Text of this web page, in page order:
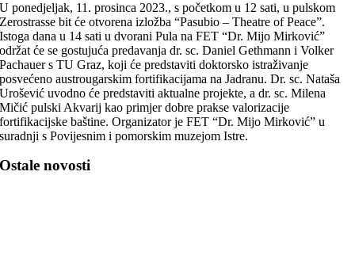
U ponedjeljak, 11. prosinca 2023., s početkom u 12 sati, u pulskom
Zerostrasse bit će otvorena izložba “Pasubio – Theatre of Peace”.
Istoga dana u 14 sati u dvorani Pula na FET “Dr. Mijo Mirković”
održat će se gostujuća predavanja dr. sc. Daniel Gethmann i Volker
Pachauer s TU Graz, koji će predstaviti doktorsko istraživanje
posvećeno austrougarskim fortifikacijama na Jadranu. Dr. sc. Nataša
Urošević uvodno će predstaviti aktualne projekte, a dr. sc. Milena
Mičić pulski Akvarij kao primjer dobre prakse valorizacije
fortifikacijske baštine. Organizator je FET “Dr. Mijo Mirković” u
suradnji s Povijesnim i pomorskim muzejom Istre.
Ostale novosti